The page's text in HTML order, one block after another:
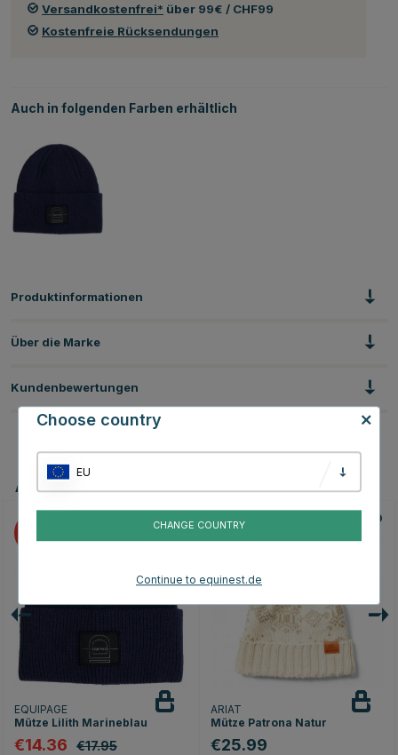
Versandkostenfrei* über 99€ / CHF99
Kostenfreie Rücksendungen
Auch in folgenden Farben erhältlich
Produktinformationen
Über die Marke
Kundenbewertungen
Andere Produkte, die Ihnen gefallen könnten
EQUIPAGE
Mütze Lilith Marineblau
€14.36 €17.95
ARIAT
Mütze Patrona Natur
€25.99
Choose country
EU
CHANGE COUNTRY
Continue to equinest.de